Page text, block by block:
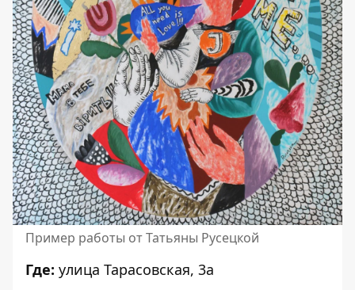
Пример работы от Татьяны Русецкой
Где: улица Тарасовская, 3а